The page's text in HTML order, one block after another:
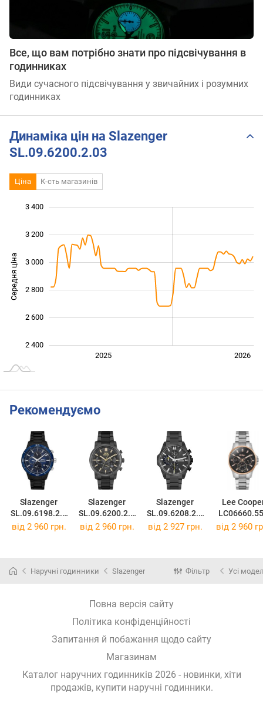
Все, що вам потрібно знати про підсвічування в
годинниках
Види сучасного підсвічування у звичайних і розумних
годинниках
Динаміка цін на Slazenger
SL.09.6200.2.03
Ціна К-сть магазинів
Середня ціна
2 400
2 600
2 800
3 000
3 200
3 400
2026
2025
Рекомендуємо
Slazenger
SL.09.6198.2.0
3
Slazenger
SL.09.6200.2.0
2
Slazenger
SL.09.6208.2.0
1
Lee
від 2 960 грн. від 2 960 грн. від 2 927 грн. від 2 960
Наручні годинники Slazenger Фільтр Усі
Повна версія сайту
Політика конфіденційності
Запитання й побажання щодо сайту
Магазинам
Каталог наручних годинників 2026 - новинки, хіти
продажів, купити наручні годинники.